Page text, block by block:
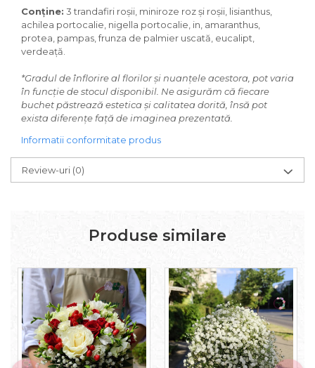
Conține: 3 trandafiri roșii, miniroze roz și roșii, lisianthus,
achilea portocalie, nigella portocalie, in, amaranthus,
protea, pampas, frunza de palmier uscată, eucalipt,
verdeață.
*Gradul de înflorire al florilor și nuanțele acestora, pot varia
în funcție de stocul disponibil. Ne asigurăm că fiecare
buchet păstrează estetica și calitatea dorită, însă pot
exista diferențe față de imaginea prezentată.
Informatii conformitate produs
Review-uri (0)
Produse similare